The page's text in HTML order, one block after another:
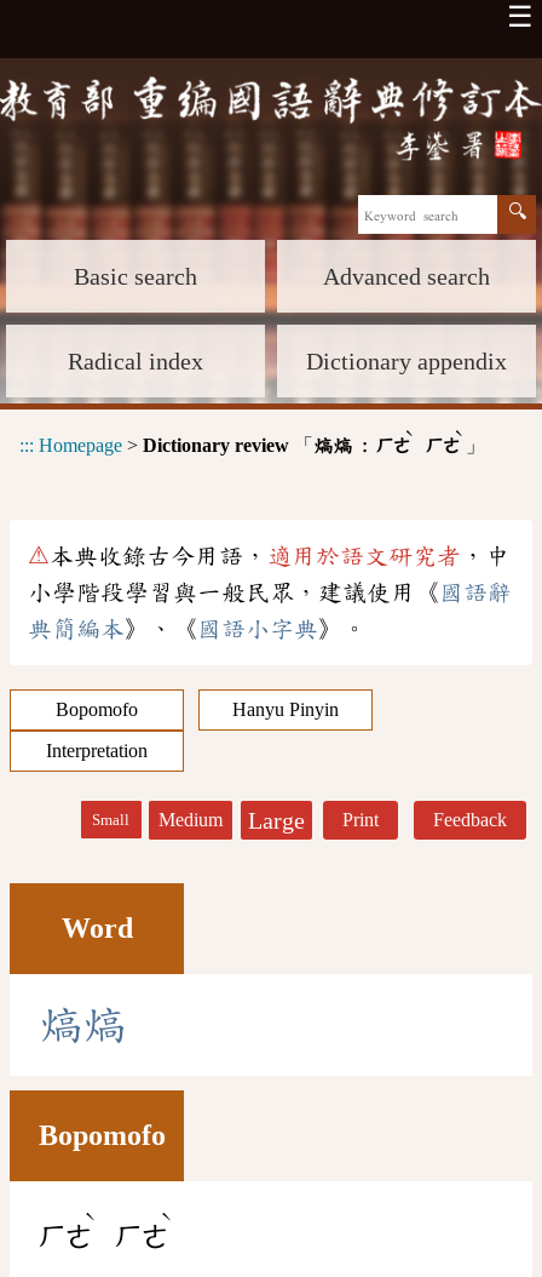
☰
Basic search Advanced search
Radical index Dictionary appendix
::: Homepage > Dictionary review 「 熇熇 : ㄏㄜ
ˋ
ㄏㄜ
ˋ
」
⚠本典收錄古今用語， 適用於語文研究者 ，中
小學階段學習與一般民眾，建議使用《 國語辭
典簡編本》、《 國語小字典》。
Bopomofo
Hanyu Pinyin
Interpretation
Small Medium Large Print Feedback
Word
熇熇
Bopomofo
ㄏㄜ
ˋ
ㄏㄜ
ˋ